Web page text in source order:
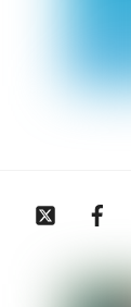
Twitter